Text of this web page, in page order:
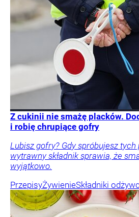
Z cukinii nie smażę placków.
i robię chrupiące gofry
Lubisz gofry? Gdy spróbujesz
wytrawny składnik sprawia, że
wyjątkowo.
PrzepisyŻywienieSkładniki